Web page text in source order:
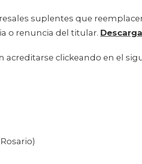
suplentes que
o renuncia del titular.
acreditarse clickeando en el